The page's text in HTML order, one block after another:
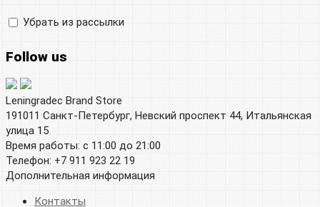
Убрать из рассылки
Follow us
Leningradec Brand Store
191011 Санкт-Петербург, Невский проспект 44, Итальянская
улица 15
Время работы: с 11:00 до 21:00
Телефон: +7 911 923 22 19
Дополнительная информация
Контакты